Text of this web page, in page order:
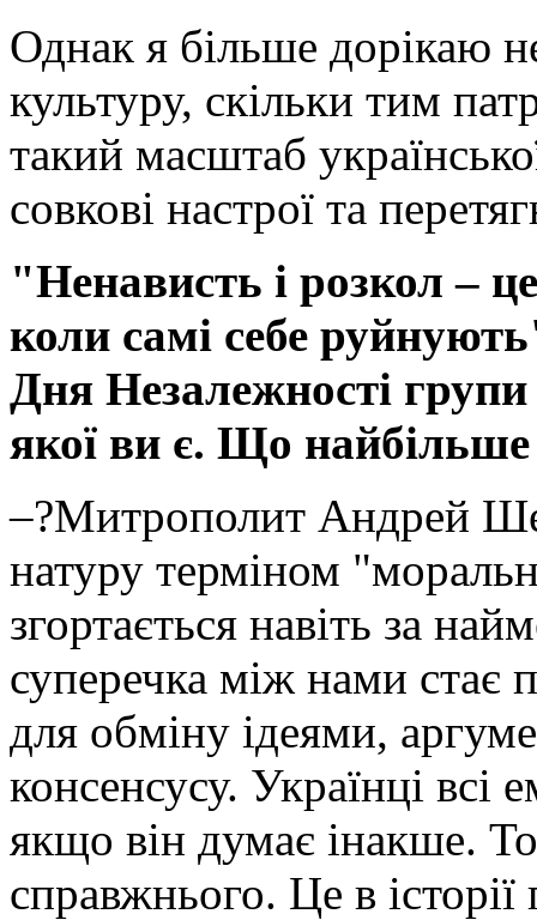
Однак я більше дорікаю
культуру, скільки тим
такий масштаб
совкові настрої та
"Ненависть і розкол –
коли самі себе
Дня Незалежності
якої ви є. Що найбільше
–?Митрополит Андрей
натуру терміном
згортається навіть за
суперечка між нами стає
для обміну ідеями,
консенсусу. Українці
якщо він думає інакше.
справжнього. Це в